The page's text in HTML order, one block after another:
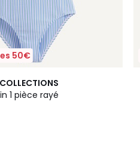
50€
1 pièce rayé